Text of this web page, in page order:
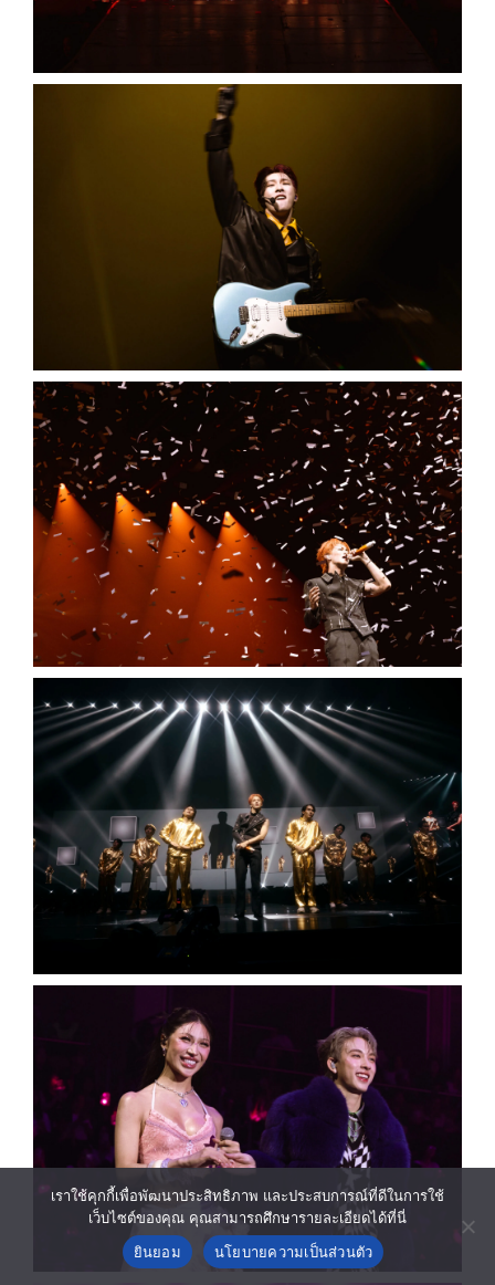
เราใช้คุกกี้เพื่อพัฒนาประสิทธิภาพ และประสบการณ์ที่ดีในการใช้
เว็บไซต์ของคุณ คุณสามารถศึกษารายละเอียดได้ที่นี่
ยินยอม
นโยบายความเป็นส่วนตัว